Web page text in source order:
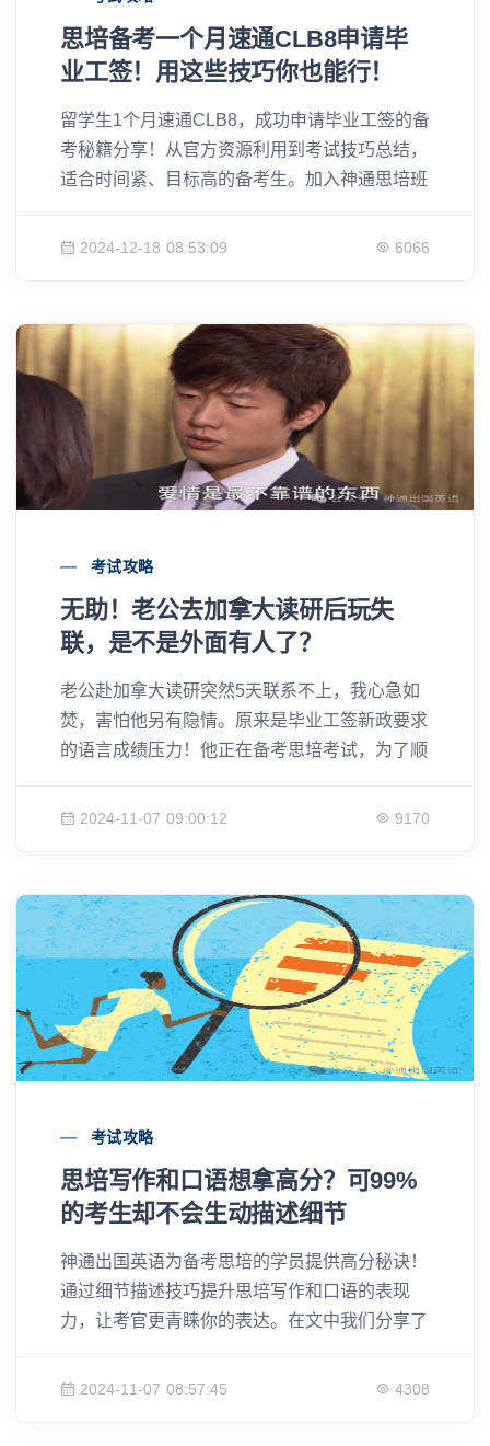
思培备考一个月速通CLB8申请毕
业工签！用这些技巧你也能行！
留学生1个月速通CLB8，成功申请毕业工签的备
考秘籍分享！从官方资源利用到考试技巧总结，
适合时间紧、目标高的备考生。加入神通思培班
2024-12-18 08:53:09 6066
考试攻略
无助！老公去加拿大读研后玩失
联，是不是外面有人了？
老公赴加拿大读研突然5天联系不上，我心急如
焚，害怕他另有隐情。原来是毕业工签新政要求
的语言成绩压力！他正在备考思培考试，为了顺
签新政和神通出国英语思培课程的详情，让留学
2024-11-07 09:00:12 9170
考试攻略
思培写作和口语想拿高分？可99%
的考生却不会生动描述细节
神通出国英语为备考思培的学员提供高分秘诀！
通过细节描述技巧提升思培写作和口语的表现
力，让考官更青睐你的表达。在文中我们分享了
获取高分！
2024-11-07 08:57:45 4308